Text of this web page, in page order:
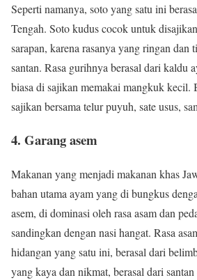
Seperti namanya, soto yang satu ini
Tengah. Soto kudus cocok untuk
sarapan, karena rasanya yang ringan dan
santan. Rasa gurihnya berasal dari kaldu
biasa di sajikan memakai mangkuk kecil.
sajikan bersama telur puyuh, sate usus,
4. Garang asem
Makanan yang menjadi makanan khas
bahan utama ayam yang di bungkus
asem, di dominasi oleh rasa asam dan
sandingkan dengan nasi hangat. Rasa
hidangan yang satu ini, berasal dari
yang kaya dan nikmat, berasal dari